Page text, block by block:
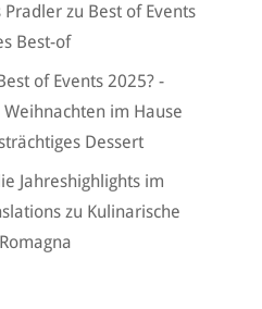
Pradlerzu Best of Events
Best-of
of Events 2025? -
Weihnachten im Hause
Dessert
Jahreshighlights im
zu Kulinarische